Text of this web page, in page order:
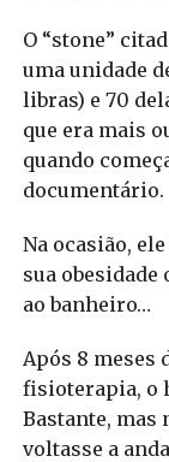
O “stone”
uma unidade
libras) e 70
que era mais
quando
documentário.
Na ocasião,
sua
ao banheiro…
Após 8 meses
fisioterapia, o
Bastante, mas
voltasse a